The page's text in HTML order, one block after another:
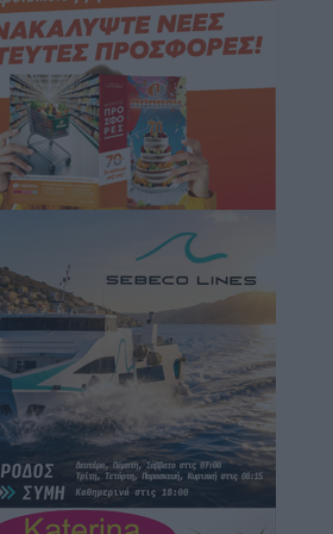
Μειώθηκαν κατά 34% οι
ροές στα θαλάσσια
πριν 12 ώρες
τουρίστας κέρδισε
900 ευρώ επειδή δεν
στις οικογενειακές
του
• πριν 13 ώρες
μέσω 112 «έσωσε»
στη Ρόδο
πριν 13 ώρες
σορός άνδρα –